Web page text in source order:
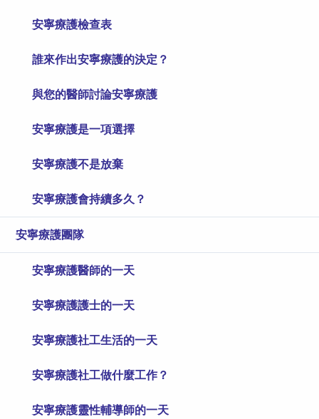
安寧療護檢查表
誰來作出安寧療護的決定？
與您的醫師討論安寧療護
安寧療護是一項選擇
安寧療護不是放棄
安寧療護會持續多久？
安寧療護團隊
安寧療護醫師的一天
安寧療護護士的一天
安寧療護社工生活的一天
安寧療護社工做什麼工作？
安寧療護靈性輔導師的一天